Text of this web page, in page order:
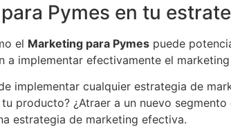
Pymes en tu
el Marketing para Pymes puede
implementar efectivamente el
implementar cualquier estrategia de
producto? ¿Atraer a un nuevo
estrategia de marketing efectiva.